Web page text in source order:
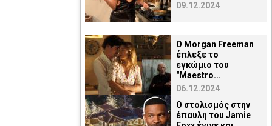
09.12.2024
O Μorgan Freeman
έπλεξε το
εγκώμιο του
"Maestro...
06.12.2024
Ο στολισμός στην
έπαυλη του Jamie